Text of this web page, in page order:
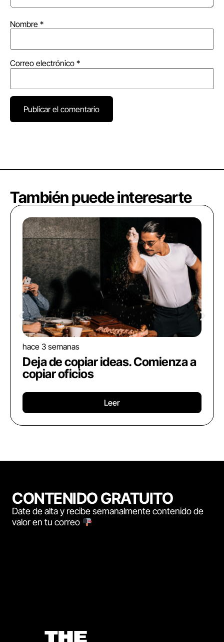
Nombre *
Correo electrónico *
También puede interesarte
hace 3 semanas
Deja de copiar ideas. Comienza a
copiar oficios
Leer
CONTENIDO GRATUITO
Date de alta y recibe semanalmente contenido de
valor en tu correo